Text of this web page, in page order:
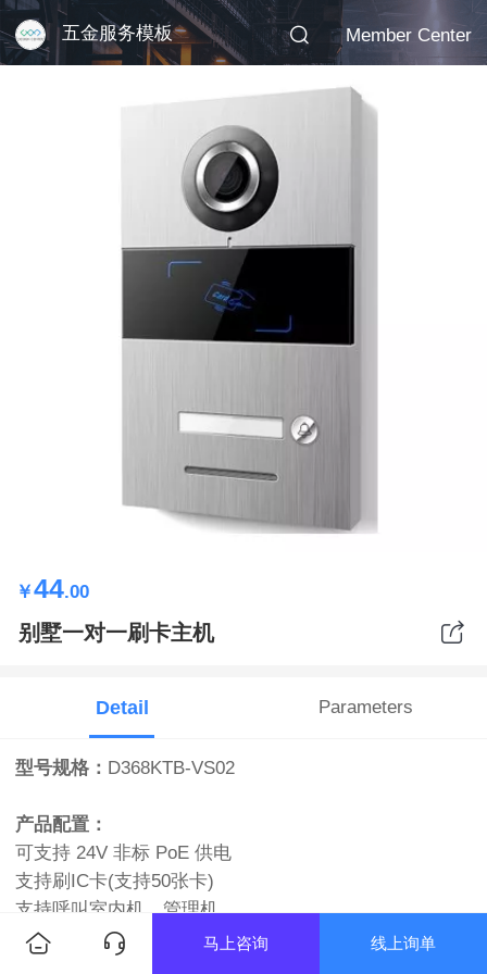
五金服务模板 Member Center
￥44.00
别墅一对一刷卡主机
Detail Parameters
型号规格： D368KTB-VS02
产品配置：
可支持 24V 非标 PoE 供电
支持刷IC卡(支持50张卡)
支持呼叫室内机、管理机
开锁时间可调
马上咨询 线上询单